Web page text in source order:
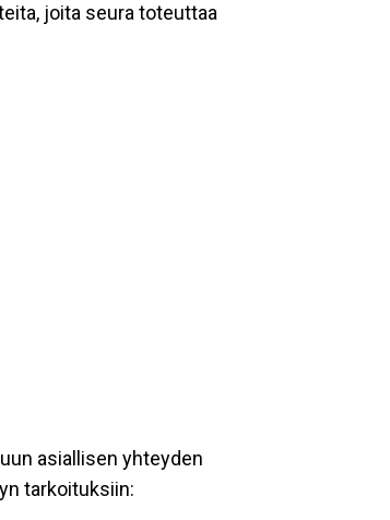
joita seura toteuttaa
asiallisen yhteyden
tarkoituksiin: